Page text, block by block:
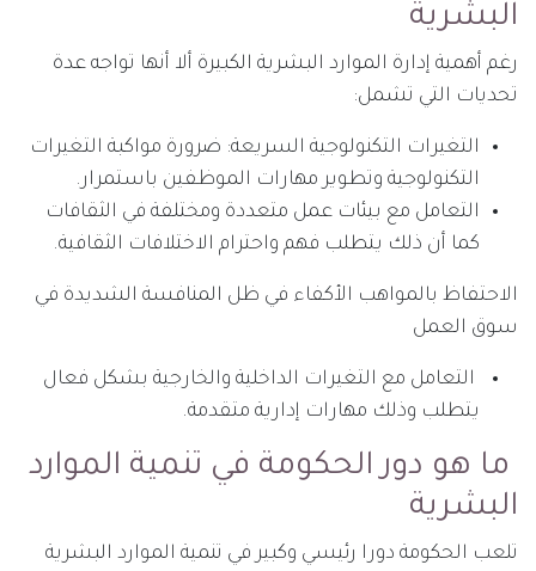
البشرية
رغم أهمية إدارة الموارد البشرية الكبيرة ألا أنها تواجه عدة
تحديات التي تشمل:
التغيرات التكنولوجية السريعة: ضرورة مواكبة التغيرات
التكنولوجية وتطوير مهارات الموظفين باستمرار.
التعامل مع بيئات عمل متعددة ومختلفة في الثقافات
كما أن ذلك يتطلب فهم واحترام الاختلافات الثقافية.
الاحتفاظ بالمواهب الأكفاء في ظل المنافسة الشديدة في
سوق العمل
التعامل مع التغيرات الداخلية والخارجية بشكل فعال
يتطلب وذلك مهارات إدارية متقدمة.
ما هو دور الحكومة في تنمية الموارد
البشرية
تلعب الحكومة دورا رئيسي وكبير في تنمية الموارد البشرية